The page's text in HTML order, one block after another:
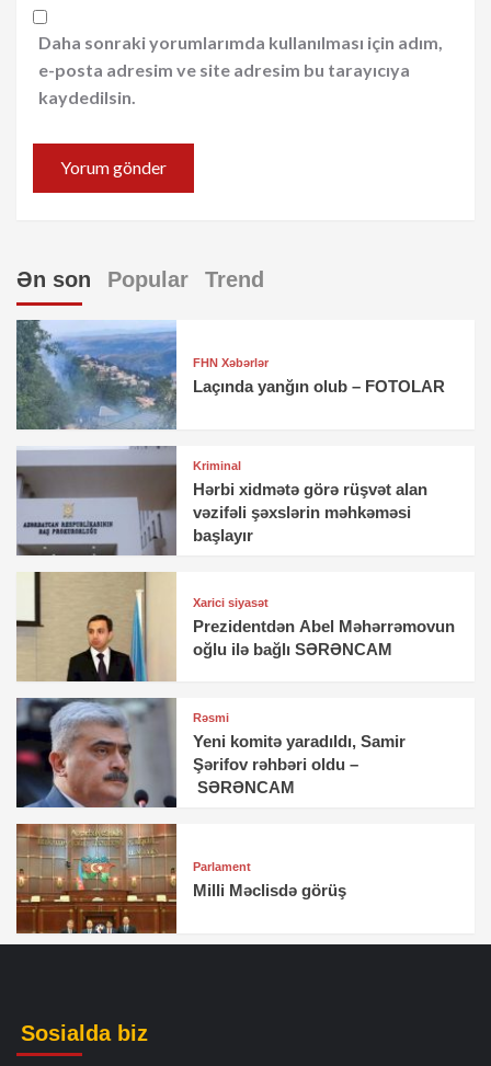
Daha sonraki yorumlarımda kullanılması için adım,
e-posta adresim ve site adresim bu tarayıcıya
kaydedilsin.
Ən son Popular Trend
FHN Xəbərlər
Laçında yanğın olub – FOTOLAR
Kriminal
Hərbi xidmətə görə rüşvət alan
vəzifəli şəxslərin məhkəməsi
başlayır
Xarici siyasət
Prezidentdən Abel Məhərrəmovun
oğlu ilə bağlı SƏRƏNCAM
Rəsmi
Yeni komitə yaradıldı, Samir
Şərifov rəhbəri oldu –
SƏRƏNCAM
Parlament
Milli Məclisdə görüş
Sosialda biz